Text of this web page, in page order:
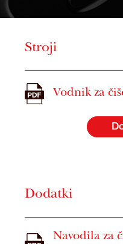
Stroji
Vodnik za
Dodatki
Navodila za